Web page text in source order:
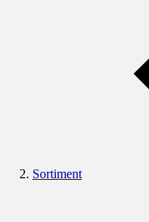
Sortiment